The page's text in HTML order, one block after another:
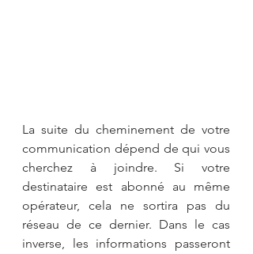
La suite du cheminement de votre
communication dépend de qui vous
cherchez à joindre. Si votre
destinataire est abonné au même
opérateur, cela ne sortira pas du
réseau de ce dernier. Dans le cas
inverse, les informations passeront